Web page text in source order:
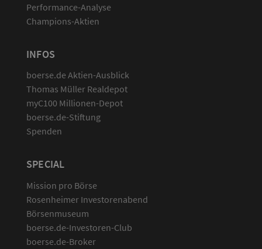
Performance-Analyse
Champions-Aktien
INFOS
boerse.de Aktien-Ausblick
Thomas Müller Realdepot
myC100 Millionen-Depot
boerse.de-Stiftung
Spenden
SPECIAL
Mission pro Börse
Rosenheimer Investorenabend
Börsenmuseum
boerse.de-Investoren-Club
boerse.de-Broker